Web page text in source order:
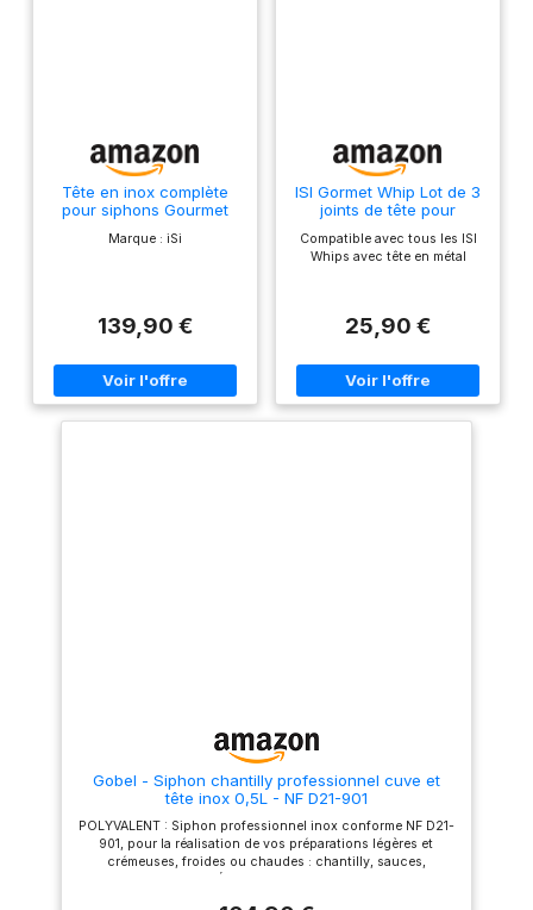
Tête en inox complète
pour siphons Gourmet
Marque : iSi
139,90 €
ISI Gormet Whip Lot de 3
joints de tête pour
fouettée professionnel,
toutes les têtes
Compatible avec tous les ISI
Whips avec tête en métal
25,90 €
Gobel - Siphon chantilly professionnel cuve et
tête inox 0,5L - NF D21-901
POLYVALENT : Siphon professionnel inox conforme NF D21-
901, pour la réalisation de vos préparations légères et
crémeuses, froides ou chaudes : chantilly, sauces,